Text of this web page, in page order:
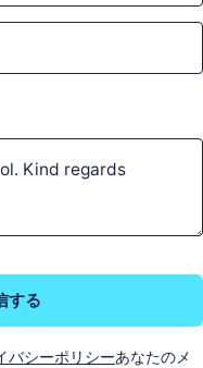
する
バシーポリシーあなたのメ